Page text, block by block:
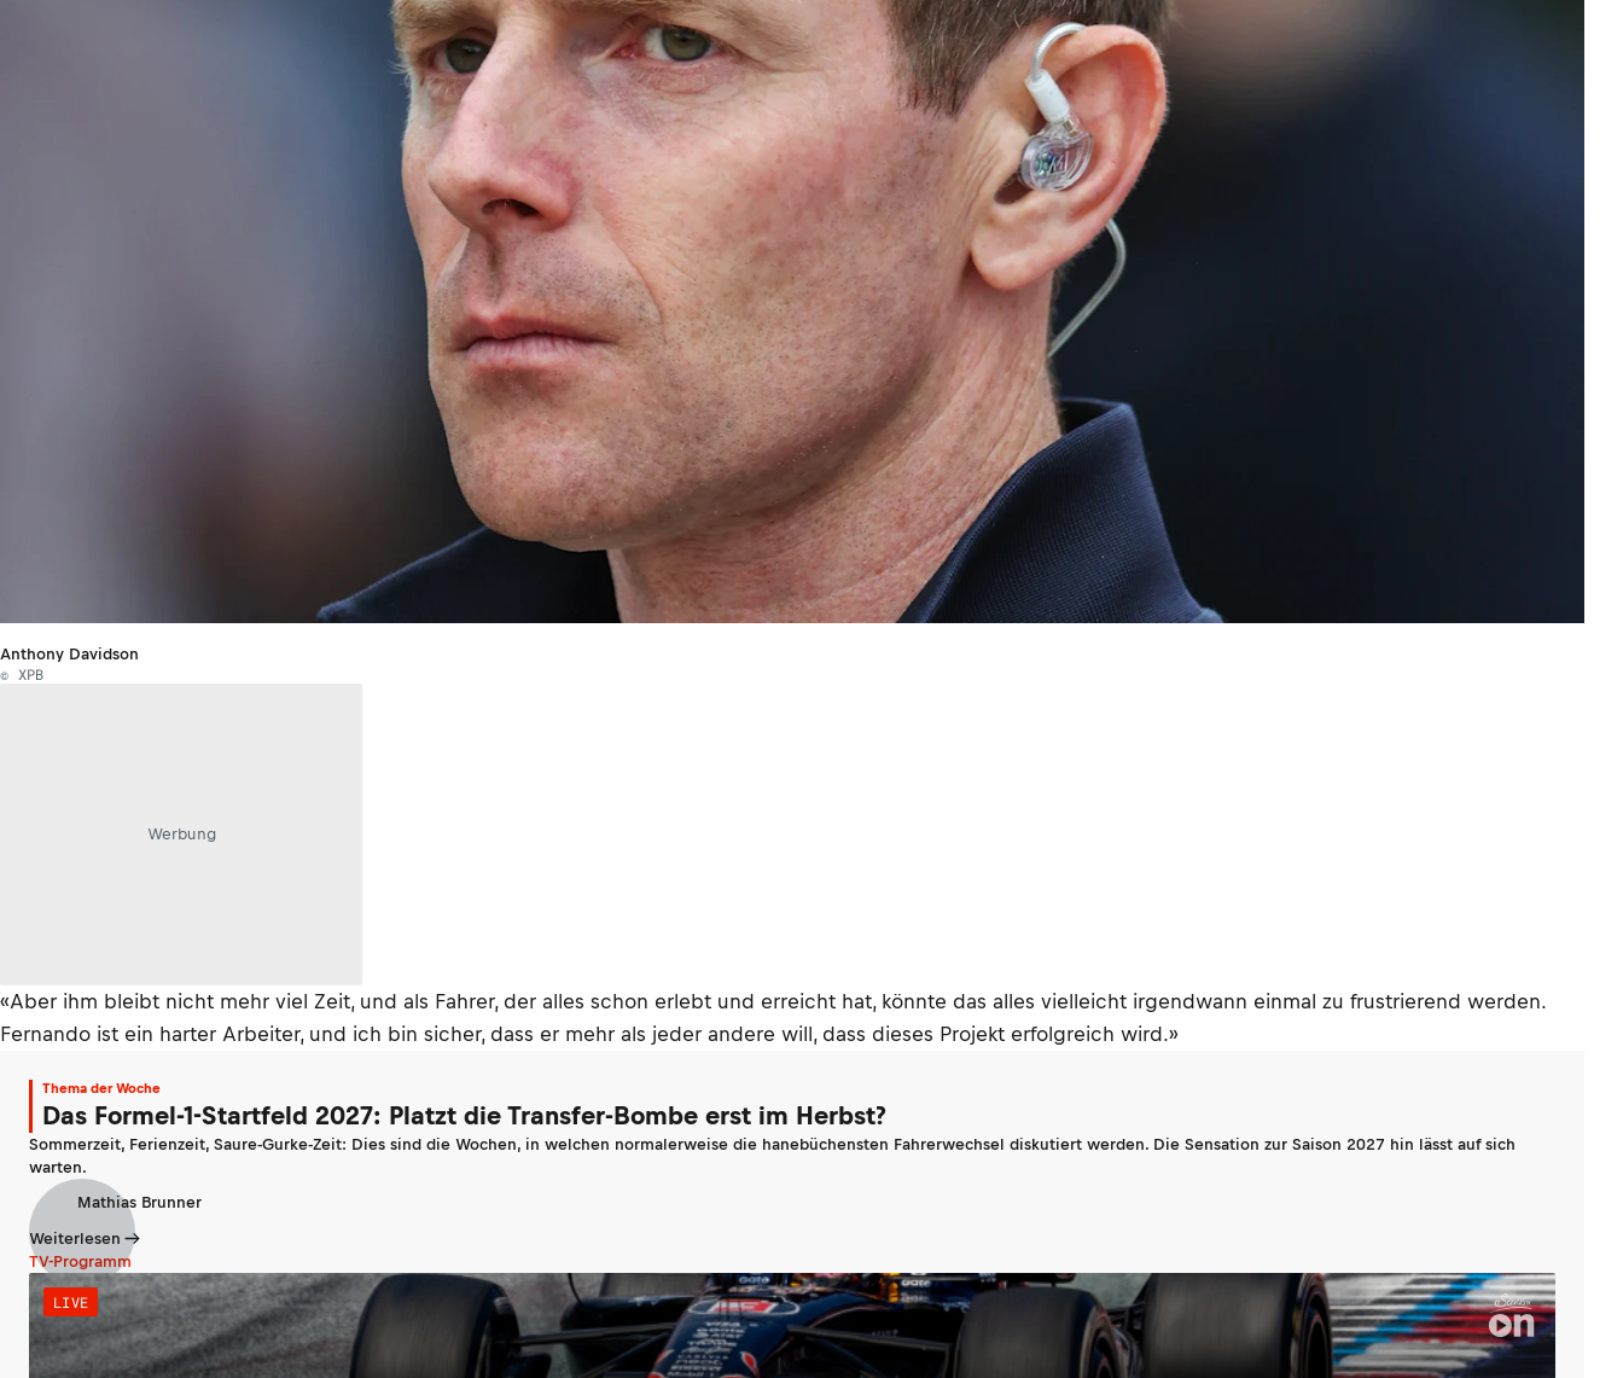
Anthony Davidson
© XPB
Werbung
«Aber ihm bleibt nicht mehr viel Zeit, und als Fahrer, der alles schon erlebt und erreicht hat, könnte das alles vielleicht irgendwann einmal zu frustrierend werden.
Fernando ist ein harter Arbeiter, und ich bin sicher, dass er mehr als jeder andere will, dass dieses Projekt erfolgreich wird.»
Thema der Woche
Das Formel-1-Startfeld 2027: Platzt die Transfer-Bombe erst im Herbst?
Sommerzeit, Ferienzeit, Saure-Gurke-Zeit: Dies sind die Wochen, in welchen normalerweise die hanebüchensten Fahrerwechsel diskutiert werden. Die Sensation zur Saison 2027 hin lässt auf sich
warten.
Mathias Brunner
Weiterlesen
TV-Programm
LIVE